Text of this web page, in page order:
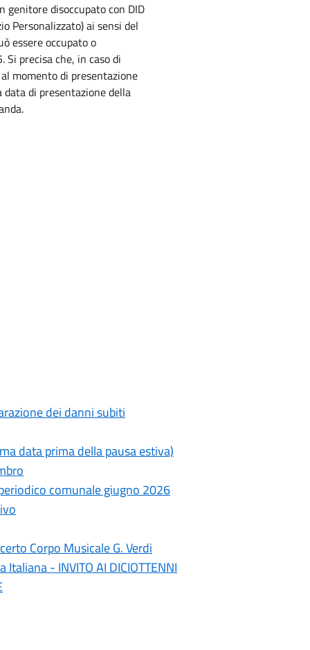
disoccupato con DID
Personalizzato) ai sensi del
essere occupato o
Si precisa che, in caso di
momento di presentazione
di presentazione della
dei danni subiti
data prima della pausa estiva)
comunale giugno 2026
Corpo Musicale G. Verdi
- INVITO AI DICIOTTENNI